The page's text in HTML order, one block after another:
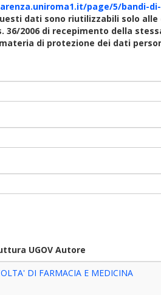
page/5/bandi-
dati sono riutilizzabili solo alle
2006 di recepimento della
di protezione dei dati
UGOV Autore
DI FARMACIA E MEDICINA